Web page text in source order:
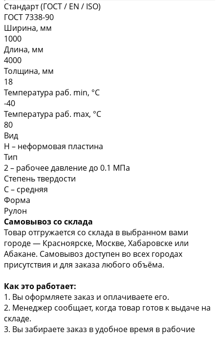
Стандарт (ГОСТ / EN / ISO)
ГОСТ 7338-90
Ширина, мм
1000
Длина, мм
4000
Толщина, мм
18
Температура раб. min, °C
-40
Температура раб. max, °C
80
Вид
Н – неформовая пластина
Тип
2 – рабочее давление до 0.1 МПа
Степень твердости
С – средняя
Форма
Рулон
Самовывоз со склада
Товар отгружается со склада в выбранном вами
городе — Красноярске, Москве, Хабаровске или
Абакане. Самовывоз доступен во всех городах
присутствия и для заказа любого объёма.
Как это работает:
1. Вы оформляете заказ и оплачиваете его.
2. Менеджер сообщает, когда товар готов к выдаче на
складе.
3. Вы забираете заказ в удобное время в рабочие